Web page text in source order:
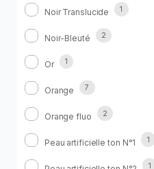
Noir Translucide 1
Noir-Bleuté 2
Or 1
Orange 7
Orange fluo 2
Peau artificielle ton N°1 1
1